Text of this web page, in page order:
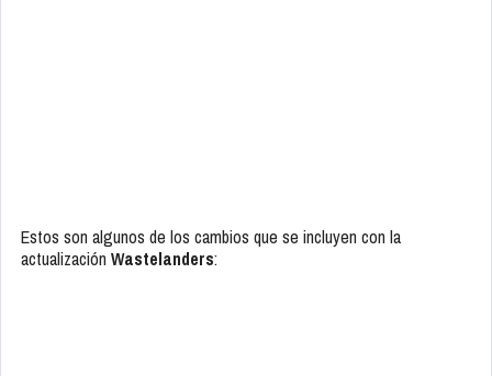
Estos son algunos de los cambios que se incluyen con la
actualización Wastelanders: